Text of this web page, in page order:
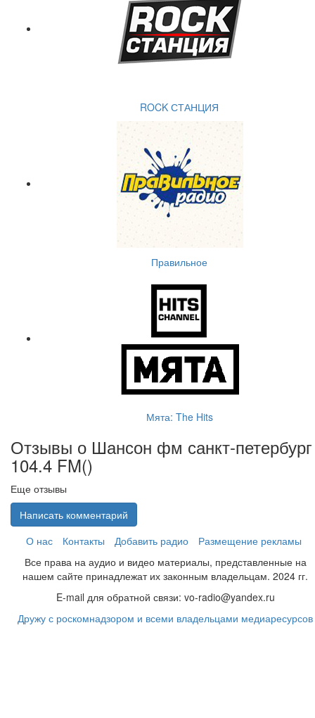
ROCK СТАНЦИЯ
Правильное
Мята: The Hits
Отзывы о Шансон фм санкт-петербург
104.4 FM()
Еще отзывы
Написать комментарий
О нас
Контакты Добавить радио
Размещение рекламы
Все права на аудио и видео материалы, представленные на
нашем сайте принадлежат их законным владельцам. 2024 гг.
E-mail для обратной связи: vo-radio@yandex.ru
Дружу с роскомнадзором и всеми владельцами медиаресурсов